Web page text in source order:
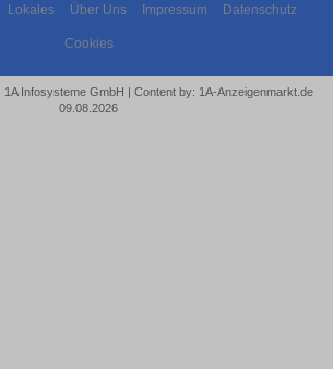
Lokales Über Uns Impressum Datenschutz
Cookies
Infosysteme GmbH | Content by: 1A-Anzeigenmarkt.de
09.08.2026